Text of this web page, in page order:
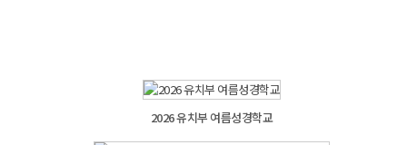
2026 유치부 여름성경학교